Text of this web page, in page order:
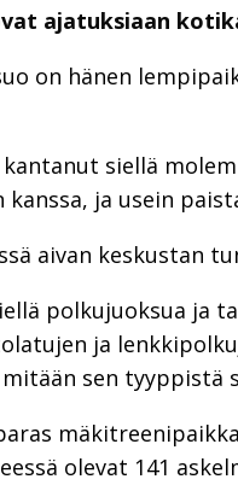
ajatuksiaan
on hänen
siellä
ja usein
aivan keskustan
polkujuoksua ja
ja
sen tyyppistä
olevat 141